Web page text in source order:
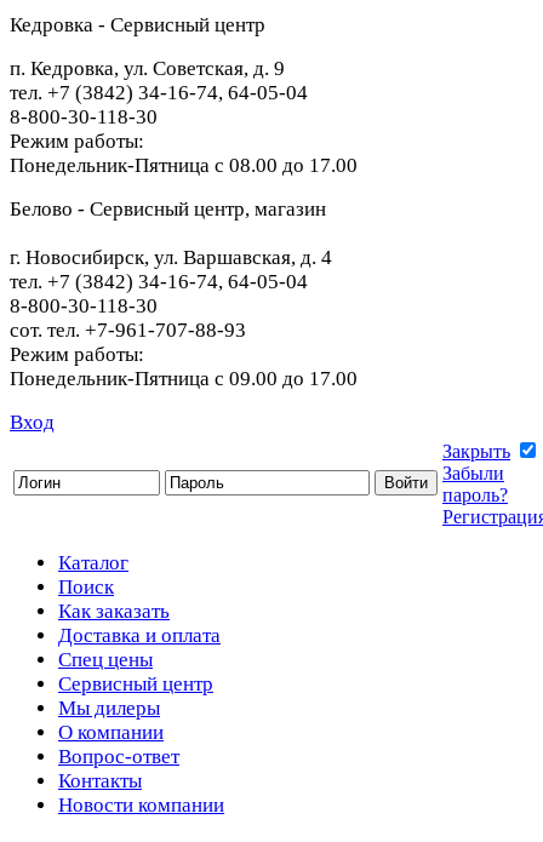
Кедровка - Сервисный центр
п. Кедровка, ул. Советская, д. 9
тел. +7 (3842) 34-16-74, 64-05-04
8-800-30-118-30
Режим работы:
Понедельник-Пятница с 08.00 до 17.00
Белово - Сервисный центр, магазин
г. Новосибирск, ул. Варшавская, д. 4
тел. +7 (3842) 34-16-74, 64-05-04
8-800-30-118-30
сот. тел. +7-961-707-88-93
Режим работы:
Понедельник-Пятница с 09.00 до 17.00
Вход
Закрыть
Забыли
пароль?
Каталог
Поиск
Как заказать
Доставка и оплата
Спец цены
Сервисный центр
Мы дилеры
О компании
Вопрос-ответ
Контакты
Новости компании